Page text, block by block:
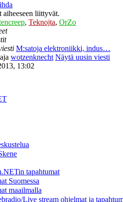
liittyvät.
, Teknojta, OrZo
M:satoja elektroniikki, indus…
wotzenknecht Näytä uusin viesti
13:02
tapahtumat
Suomessa
maailmalla
Live stream ohjelmat ja